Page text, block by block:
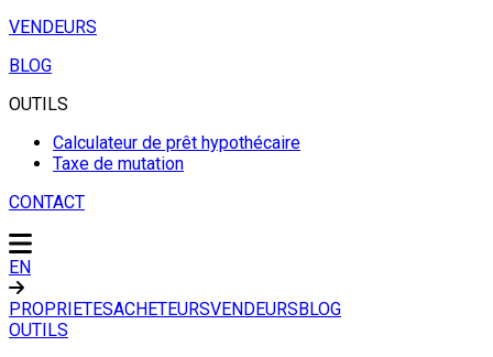
VENDEURS
BLOG
OUTILS
Calculateur de prêt hypothécaire
Taxe de mutation
CONTACT
EN
PROPRIETESACHETEURSVENDEURSBLOG
OUTILS